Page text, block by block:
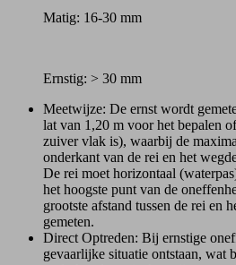
Matig: 16-30 mm
Ernstig: > 30 mm
Meetwijze: De ernst wordt
lat van 1,20 m voor het bepalen
zuiver vlak is), waarbij de
onderkant van de rei en het
De rei moet horizontaal
het hoogste punt van de
grootste afstand tussen de rei en
gemeten.
Direct Optreden: Bij ernstige
gevaarlijke situatie ontstaan, wat